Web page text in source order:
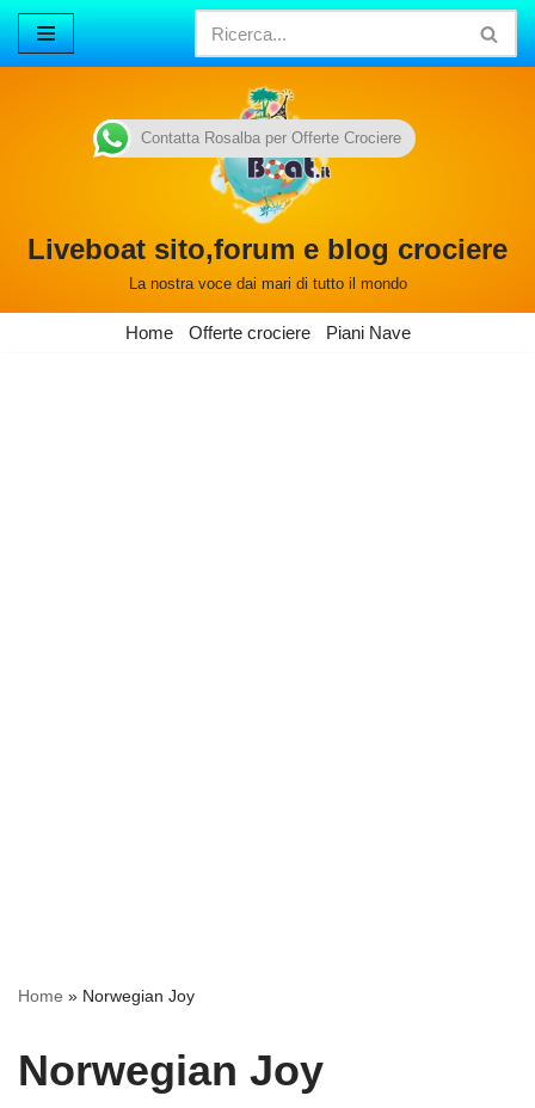
Vai
Liveboat sito,forum e blog crociere
La nostra voce dai mari di tutto il mondo
Home Offerte crociere Piani Nave
Home » Norwegian Joy
Norwegian Joy
Contatta Rosalba per Offerte Crociere